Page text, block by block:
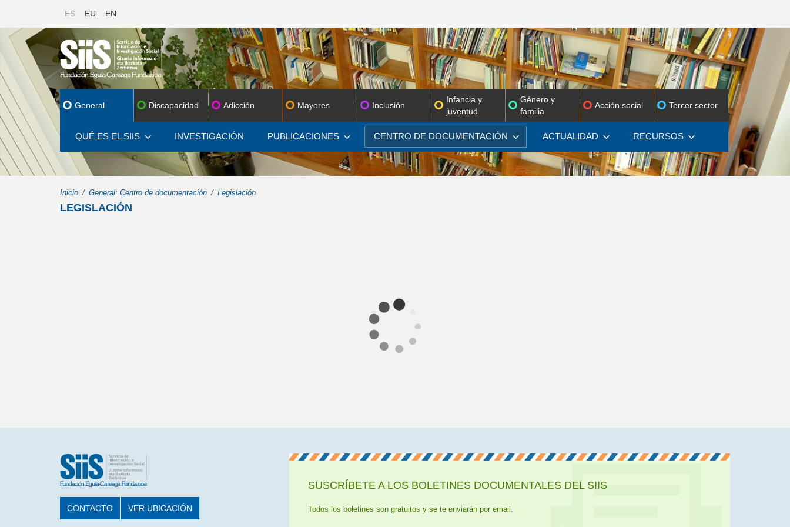
ES EU EN
General
QUÉ ES EL SIIS INVESTIGACIÓN PUBLICACIONES CENTRO DE DOCUMENTACIÓN ACTUALIDAD RECURSOS
Discapacidad Adicción Mayores Inclusión
Infancia y
juventud
Género y
familia
Acción social Tercer sector
Inicio General: Centro de documentación Legislación
LEGISLACIÓN
CONTACTO VER UBICACIÓN
SUSCRÍBETE A LOS BOLETINES DOCUMENTALES DEL SIIS
Todos los boletines son gratuitos y se te enviarán por email.